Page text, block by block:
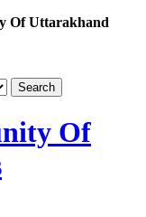
Of Uttarakhand
Of